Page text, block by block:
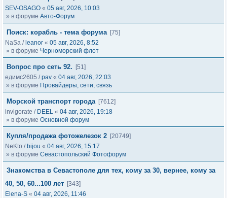
SEV-OSAGO « 05 авг, 2026, 10:03
» в форуме Авто-Форум
Поиск: корабль - тема форума [75]
NaSa / leanor « 05 авг, 2026, 8:52
» в форуме Черноморский флот
Вопрос про сеть 92.
[51]
едимс2605 /pav « 04 авг, 2026, 22:03
» в форуме Провайдеры, сети, связь
Морской транспорт города [7612]
invigorate / DEEL « 04 авг, 2026, 19:18
» в форуме Основной форум
Купля/продажа фотожелезок 2 [20749]
NeKto / bijou « 04 авг, 2026, 15:17
» в форуме Севастопольский Фотофорум
Знакомства в Севастополе для тех, кому за 30, вернее, кому за
40, 50, 60...100 лет [343]
Elena-S « 04 авг, 2026, 11:46